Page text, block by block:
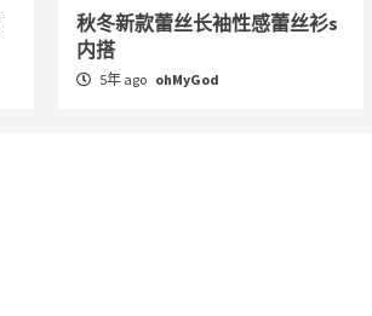
秋冬新款蕾丝长袖性感蕾丝衫s
内搭
5年 ago ohMyGod